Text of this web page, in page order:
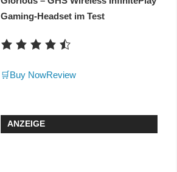
Gaming-Headset im Test
🛒Buy NowReview
ANZEIGE